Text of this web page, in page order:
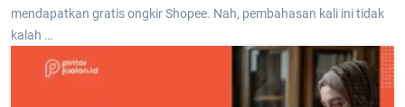
mendapatkan gratis ongkir Shopee. Nah, pembahasan kali ini tidak
kalah …